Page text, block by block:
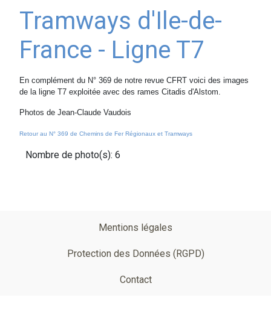
Tramways d'Ile-de-
France - Ligne T7
En complément du N° 369 de notre revue CFRT voici des images
de la ligne T7 exploitée avec des rames Citadis d'Alstom.
Photos de Jean-Claude Vaudois
Retour au N° 369 de Chemins de Fer Régionaux et Tramways
Nombre de photo(s): 6
Mentions légales
Protection des Données (RGPD)
Contact